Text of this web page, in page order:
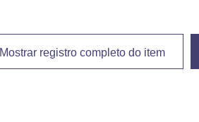
Mostrar registro completo do item